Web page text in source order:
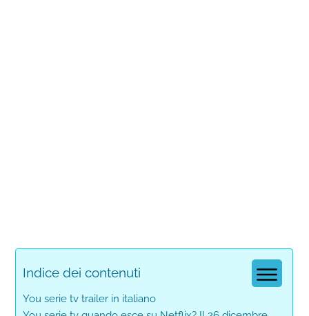
Indice dei contenuti
You serie tv trailer in italiano